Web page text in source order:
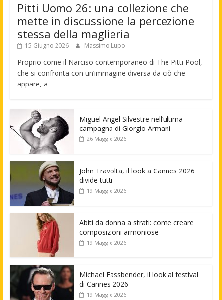
Pitti Uomo 26: una collezione che
mette in discussione la percezione
stessa della maglieria
15 Giugno 2026 Massimo Lupo
Proprio come il Narciso contemporaneo di The Pitti Pool,
che si confronta con un’immagine diversa da ciò che
appare, a
Miguel Angel Silvestre nell’ultima
campagna di Giorgio Armani
26 Maggio 2026
John Travolta, il look a Cannes 2026
divide tutti
19 Maggio 2026
Abiti da donna a strati: come creare
composizioni armoniose
19 Maggio 2026
Michael Fassbender, il look al festival
di Cannes 2026
19 Maggio 2026